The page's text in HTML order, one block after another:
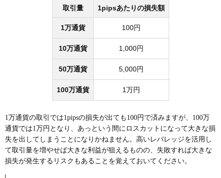
取引量 1pipsあたりの損失額
1万通貨 100円
10万通貨 1,000円
50万通貨 5,000円
100万通貨 1万円
1万通貨の取引では1pipsの損失が出ても100円で済みますが、100万
通貨では1万円となり、あっという間にロスカットになって大きな損
失を出してしまうことになりかねません。高いレバレッジを活用し
て取引量を増やせば大きな利益が狙えるものの、失敗すれば大きな
損失が発生するリスクもあることを覚えておいてください。